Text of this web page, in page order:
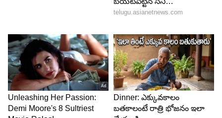
ఎంత హిట్టయ్యింది అనేది అర్థం చేసుకోవచ్చు.
ఈ పాటపై ఎంతోమంది భార్యాభర్తలు వీడియోలు, రీల్స్ చేసి
సోషల్ మీడియాలో పెట్టారు. దీంతో ఇది మరింతమందికి రీచ్
అయ్యింది. మొత్తంగా పెళ్లయిన ప్రతిజంట చూడాల్సిన
జానపదాల జాబితాలో ఇది చేరింది.